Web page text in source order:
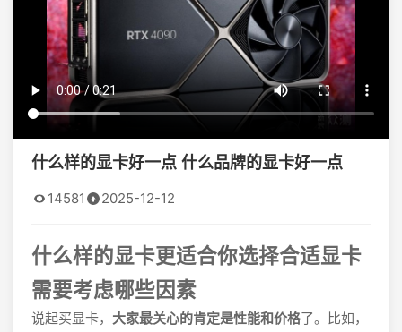
科普文章
数码科技
实用技巧
什么样的显卡好一点 什么品牌的显卡好一点
14581 2025-12-12
什么样的显卡更适合你选择合适显卡
需要考虑哪些因素
说起买显卡， 大家最关心的肯定是性能和价格了。比如，